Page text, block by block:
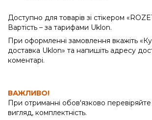
Доступно для товарів зі стікером
Вартість – за тарифами Uklon.
При оформленні замовлення вкажіть
доставка Uklon» та напишіть адресу
коментарі.
ВАЖЛИВО!
При отриманні обов'язково перевіряйте
вигляд, комплектність.